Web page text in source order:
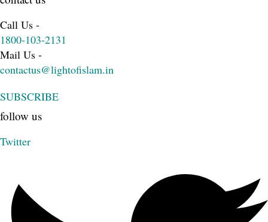
Call Us -
1800-103-2131
Mail Us -
contactus@lightofislam.in
SUBSCRIBE
follow us
Twitter